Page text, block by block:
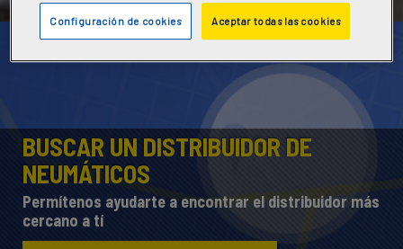
BUSCAR UN DISTRIBUIDOR DE
NEUMÁTICOS
Permítenos ayudarte a encontrar el distribuidor más
cercano a tí
Aceptar todas las cookies
Configuración de cookies